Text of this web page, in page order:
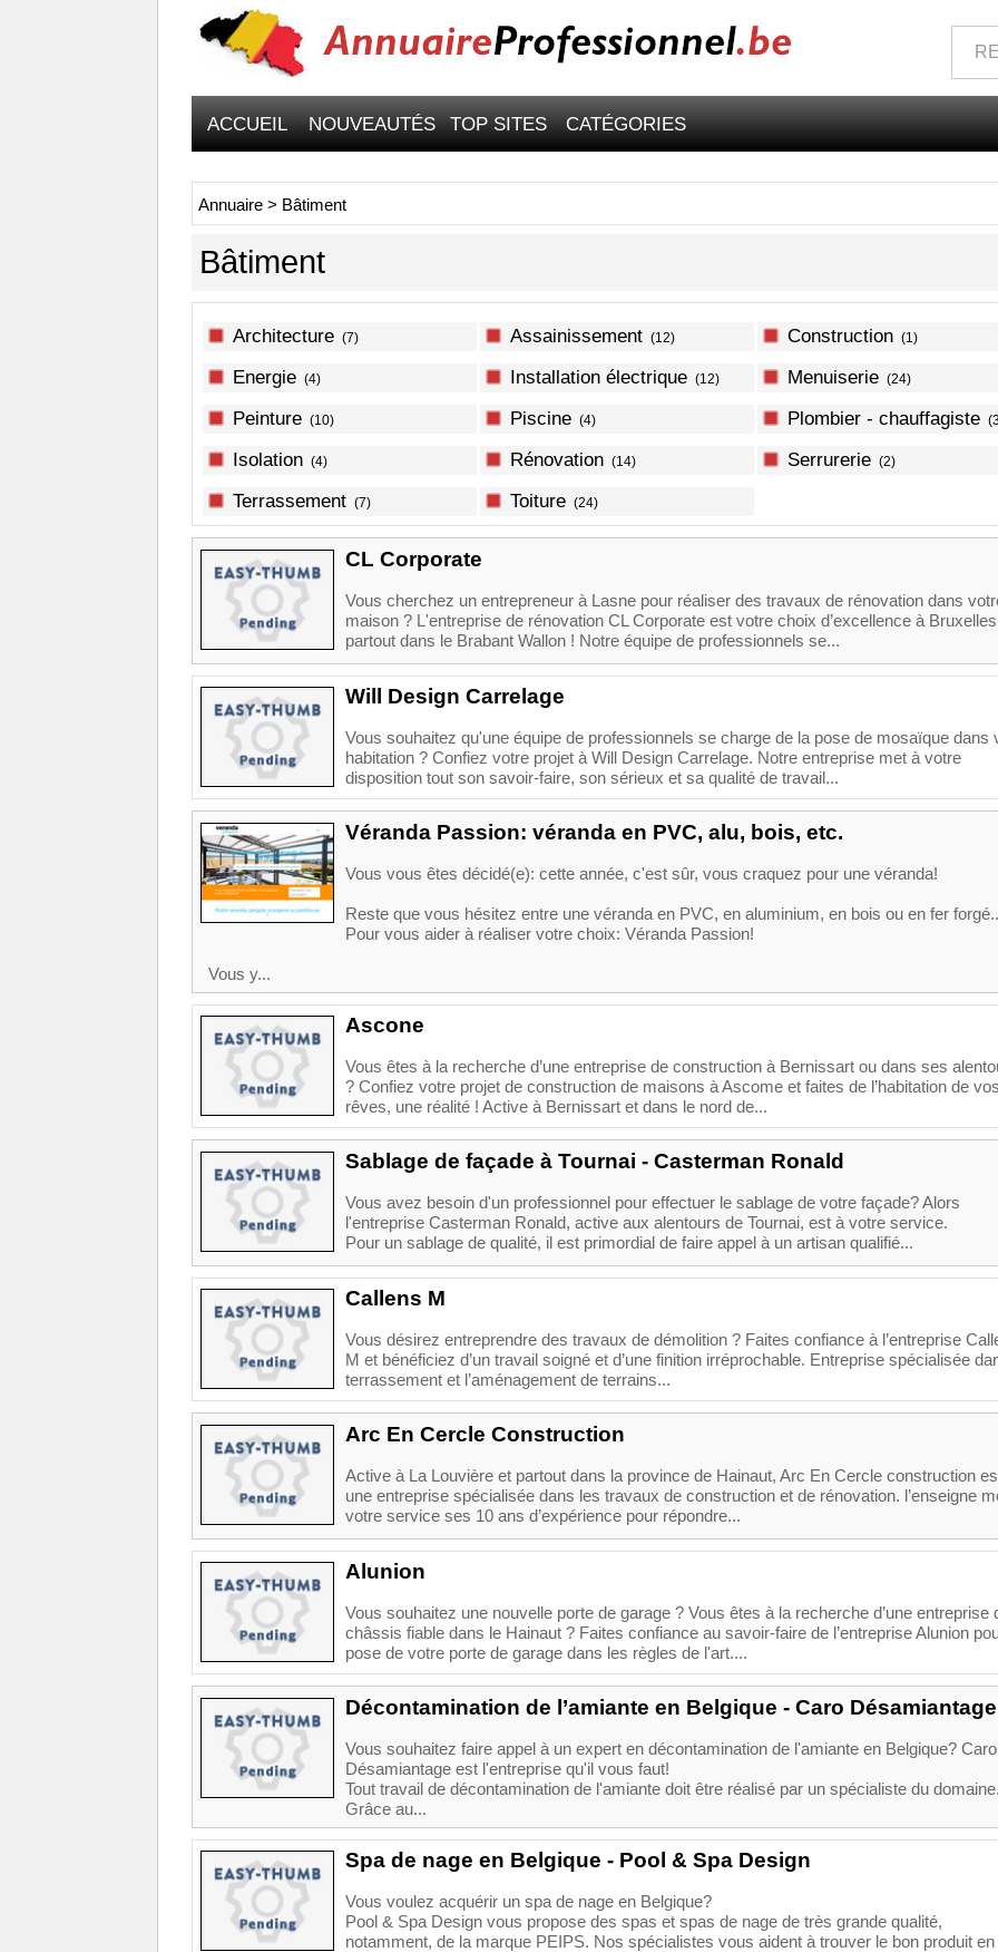
ACCUEIL NOUVEAUTÉS TOP SITES CATÉGORIES
Annuaire > Bâtiment
Bâtiment
Architecture (7)
Energie (4)
Peinture (10)
Isolation (4)
Terrassement (7)
Assainissement (12)
Installation électrique (12)
Piscine (4)
Rénovation (14)
Toiture (24)
Construction (1)
Menuiserie (24)
Plombier - chauffagiste
Serrurerie (2)
CL Corporate
Vous cherchez un entrepreneur à Lasne pour réaliser des travaux de rénovation dans
maison ? L'entreprise de rénovation CL Corporate est votre choix d’excellence à
partout dans le Brabant Wallon ! Notre équipe de professionnels se...
Will Design Carrelage
Vous souhaitez qu'une équipe de professionnels se charge de la pose de mosaïque dans
habitation ? Confiez votre projet à Will Design Carrelage. Notre entreprise met à votre
disposition tout son savoir-faire, son sérieux et sa qualité de travail...
Véranda Passion: véranda en PVC, alu, bois, etc.
Vous vous êtes décidé(e): cette année, c'est sûr, vous craquez pour une véranda!
Reste que vous hésitez entre une véranda en PVC, en aluminium, en bois ou en fer
Pour vous aider à réaliser votre choix: Véranda Passion!
Vous y...
Ascone
Vous êtes à la recherche d’une entreprise de construction à Bernissart ou dans ses
? Confiez votre projet de construction de maisons à Ascome et faites de l’habitation de vos
rêves, une réalité ! Active à Bernissart et dans le nord de...
Sablage de façade à Tournai - Casterman Ronald
Vous avez besoin d'un professionnel pour effectuer le sablage de votre façade? Alors
l'entreprise Casterman Ronald, active aux alentours de Tournai, est à votre service.
Pour un sablage de qualité, il est primordial de faire appel à un artisan qualifié...
Callens M
Vous désirez entreprendre des travaux de démolition ? Faites confiance à l’entreprise
M et bénéficiez d’un travail soigné et d’une finition irréprochable. Entreprise spécialisée
terrassement et l’aménagement de terrains...
Arc En Cercle Construction
Active à La Louvière et partout dans la province de Hainaut, Arc En Cercle construction
une entreprise spécialisée dans les travaux de construction et de rénovation. l’enseigne
votre service ses 10 ans d’expérience pour répondre...
Alunion
Vous souhaitez une nouvelle porte de garage ? Vous êtes à la recherche d’une entreprise
châssis fiable dans le Hainaut ? Faites confiance au savoir-faire de l’entreprise Alunion
pose de votre porte de garage dans les règles de l'art....
Décontamination de l’amiante en Belgique - Caro Désamiantage
Vous souhaitez faire appel à un expert en décontamination de l'amiante en Belgique? Caro
Désamiantage est l'entreprise qu'il vous faut!
Tout travail de décontamination de l'amiante doit être réalisé par un spécialiste du domaine.
Grâce au...
Spa de nage en Belgique - Pool & Spa Design
Vous voulez acquérir un spa de nage en Belgique?
Pool & Spa Design vous propose des spas et spas de nage de très grande qualité,
notamment, de la marque PEIPS. Nos spécialistes vous aident à trouver le bon produit en